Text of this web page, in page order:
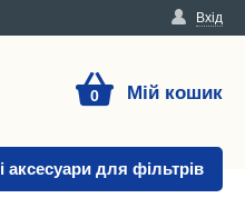
Вхід
0 Мій кошик
аксесуари для фільтрів